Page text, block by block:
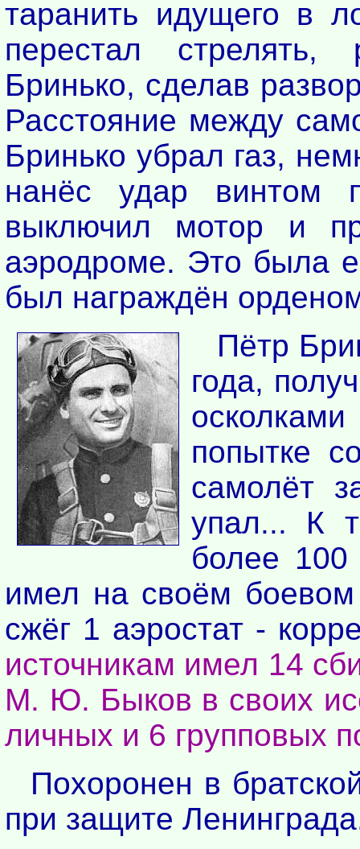
таранить идущего в
перестал
Бринько, сделав
Расстояние между
Бринько убрал газ,
нанёс удар винтом
выключил мотор и
аэродроме. Это была
был награждён
Пётр
года,
попытке
самолёт
упал... К
более
имел на своём
сжёг 1 аэростат -
источникам имел 14
М. Ю. Быков в своих
личных и 6 групповых
Похоронен в
при защите